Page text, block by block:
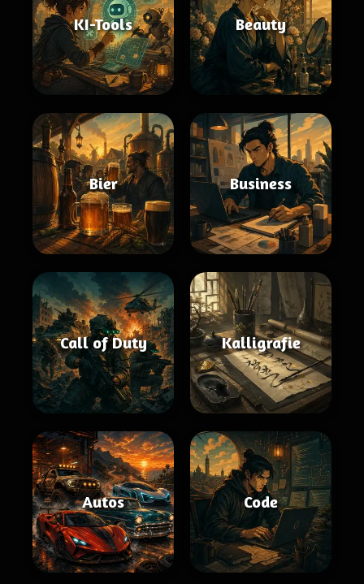
KI-Tools Beauty
Bier Business
Call of Duty Kalligrafie
Autos Code